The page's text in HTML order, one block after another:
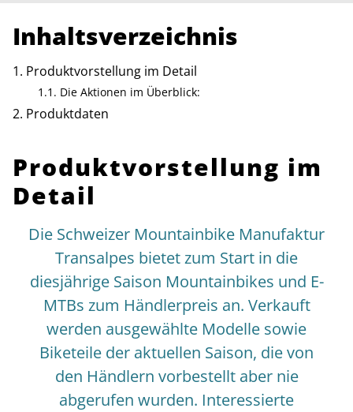
Inhaltsverzeichnis
Produktvorstellung im Detail
Die Aktionen im Überblick:
Produktdaten
Produktvorstellung im
Detail
Die Schweizer Mountainbike Manufaktur
Transalpes bietet zum Start in die
diesjährige Saison Mountainbikes und E-
MTBs zum Händlerpreis an. Verkauft
werden ausgewählte Modelle sowie
Biketeile der aktuellen Saison, die von
den Händlern vorbestellt aber nie
abgerufen wurden. Interessierte